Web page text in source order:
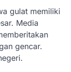
gulat memiliki
Media
gencar.